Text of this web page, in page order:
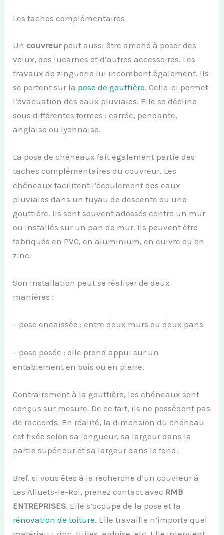
Les taches complémentaires
Uncouvreurpeut aussi être amené à poser des
velux, des lucarnes et d’autres accessoires. Les
travaux de zinguerie lui incombent également. Ils
se portent sur la pose de gouttière. Celle-ci permet
l’évacuation des eaux pluviales. Elle se décline
sous différentes formes : carrée, pendante,
anglaise ou lyonnaise.
La pose de chéneaux fait également partie des
taches complémentaires du couvreur. Les
chéneaux facilitent l’écoulement des eaux
pluviales dans un tuyau de descente ou une
gouttière. Ils sont souvent adossés contre un mur
ou installés sur un pan de mur. Ils peuvent être
fabriqués en PVC, en aluminium, en cuivre ou en
zinc.
Son installation peut se réaliser de deux
manières :
– pose encaissée : entre deux murs ou deux pans
– pose posée : elle prend appui sur un
entablement en bois ou en pierre.
Contrairement à la gouttière, les chéneaux sont
conçus sur mesure. De ce fait, ils ne possèdent pas
de raccords. En réalité, la dimension du chéneau
est fixée selon sa longueur, sa largeur dans la
partie supérieur et sa largeur dans le fond.
Bref, si vous êtes à la recherche d’un couvreur à
Les Alluets-le-Roi, prenez contact avec RMB
ENTREPRISES. Elle s’occupe de la pose et la
rénovation de toiture. Elle travaille n’importe quel